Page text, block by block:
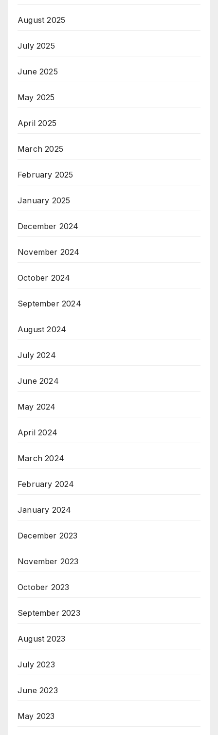
August 2025
July 2025
June 2025
May 2025
April 2025
March 2025
February 2025
January 2025
December 2024
November 2024
October 2024
September 2024
August 2024
July 2024
June 2024
May 2024
April 2024
March 2024
February 2024
January 2024
December 2023
November 2023
October 2023
September 2023
August 2023
July 2023
June 2023
May 2023